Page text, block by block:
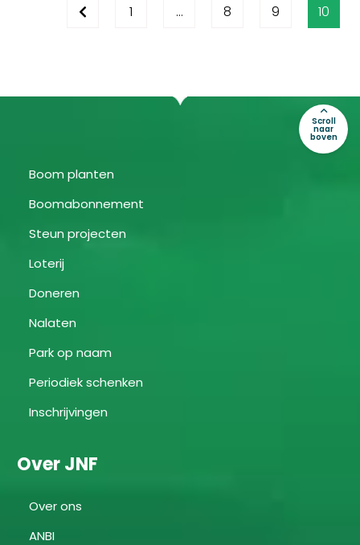
1 … 8 9 10
Boom planten
Boomabonnement
Steun projecten
Loterij
Doneren
Nalaten
Park op naam
Periodiek schenken
Inschrijvingen
Over JNF
Over ons
ANBI
Scroll
naar
boven